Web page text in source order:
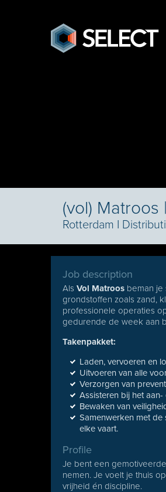
(vol)
Rotterdam I
Job description
AlsVol Matroos beman je
grondstoffen zoals zand,
professionele operaties
gedurende de week aan
Takenpakket:
Laden, vervoeren en
Uitvoeren van alle
Verzorgen van
Assisteren bij het
Bewaken van
Samenwerken met
elke vaart.
Profile
Je bent een
nemen. Je voelt je thuis
vrijheid én discipline.